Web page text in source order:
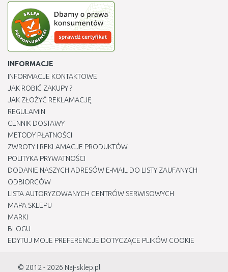
INFORMACJE
INFORMACJE KONTAKTOWE
JAK ROBIĆ ZAKUPY ?
JAK ZŁOŻYĆ REKLAMACJĘ
REGULAMIN
CENNIK DOSTAWY
METODY PŁATNOŚCI
ZWROTY I REKLAMACJE PRODUKTÓW
POLITYKA PRYWATNOŚCI
DODANIE NASZYCH ADRESÓW E-MAIL DO LISTY ZAUFANYCH
ODBIORCÓW
LISTA AUTORYZOWANYCH CENTRÓW SERWISOWYCH
MAPA SKLEPU
MARKI
BLOGU
EDYTUJ MOJE PREFERENCJE DOTYCZĄCE PLIKÓW COOKIE
© 2012 - 2026 Naj-sklep.pl